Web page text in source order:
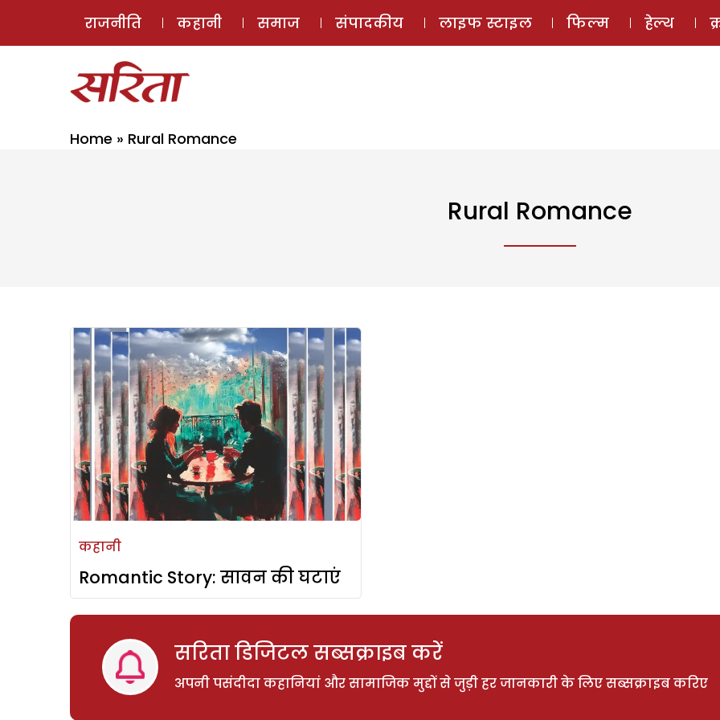
ई-मैगज़ीन
राजनीति कहानी समाज संपादकीय लाइफ स्टाइल फिल्म हेल्थ
Home » Rural Romance
Rural Romance
कहानी
Romantic Story: सावन की घटाएं
सरिता डिजिटल सब्सक्राइब करें
अपनी पसंदीदा कहानियां और सामाजिक मुद्दों से जुड़ी हर जानकारी के लिए सब्सक्राइब करिए